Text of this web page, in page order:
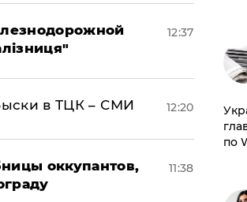
12:37
в ТЦК – СМИ 12:20
оккупантов,
11:38
по